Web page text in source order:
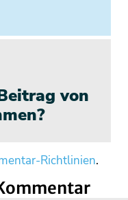
von
Richtlinien.